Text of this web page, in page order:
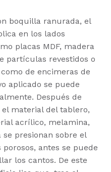
boquilla ranurada, el
en los lados
placas MDF, madera
partículas revestidos o
de encimeras de
aplicado se puede
Después de
material del tablero,
acrílico, melamina,
presionan sobre el
antes se puede
los cantos. De este